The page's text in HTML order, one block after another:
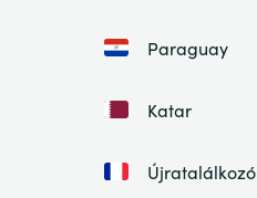
Paraguay
Katar
Újratalálkozó